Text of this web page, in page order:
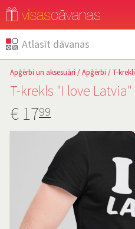
Atlasīt dāvanas
Apģērbi un aksesuāri /Apģērbi /T-krekli
T-krekls "I love Latvia"
€ 1799